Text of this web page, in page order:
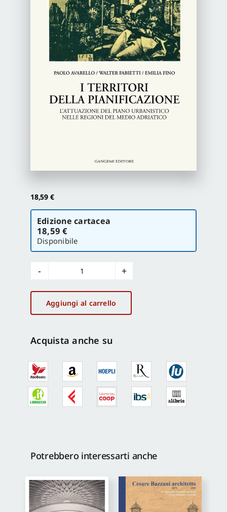
Newsletter
Proposte di pubblicazione
Gangemi Editore
18,59 €
Scegli
versione
Edizione cartacea
18,59 €
Disponibile
I
territori
della
pianificazione
Aggiungi al carrello
Acquista anche su
Potrebbero interessarti anche